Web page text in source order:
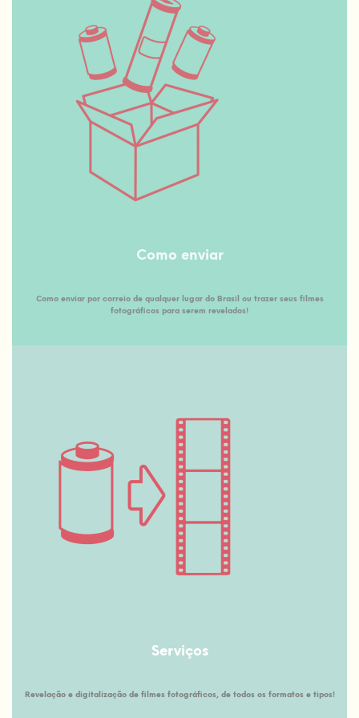
Como enviar
Como enviar por correio de qualquer lugar do Brasil ou trazer seus filmes
fotográficos para serem revelados!
Serviços
Revelação e digitalização de filmes fotográficos, de todos os formatos e tipos!